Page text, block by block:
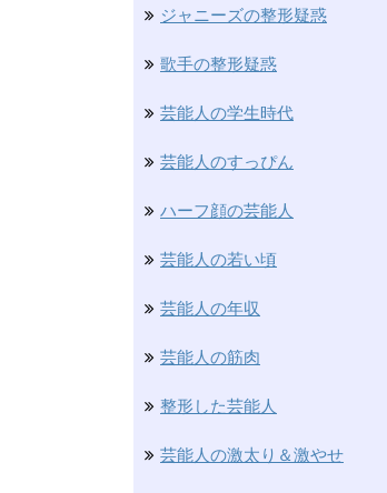
ジャニーズの整形疑惑
歌手の整形疑惑
芸能人の学生時代
芸能人のすっぴん
ハーフ顔の芸能人
芸能人の若い頃
芸能人の年収
芸能人の筋肉
整形した芸能人
芸能人の激太り＆激やせ